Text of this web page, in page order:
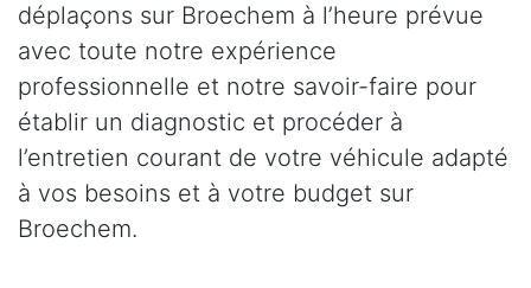
déplaçons sur Broechem à l’heure prévue
avec toute notre expérience
professionnelle et notre savoir-faire pour
établir un diagnostic et procéder à
l’entretien courant de votre véhicule adapté
à vos besoins et à votre budget sur
Broechem.